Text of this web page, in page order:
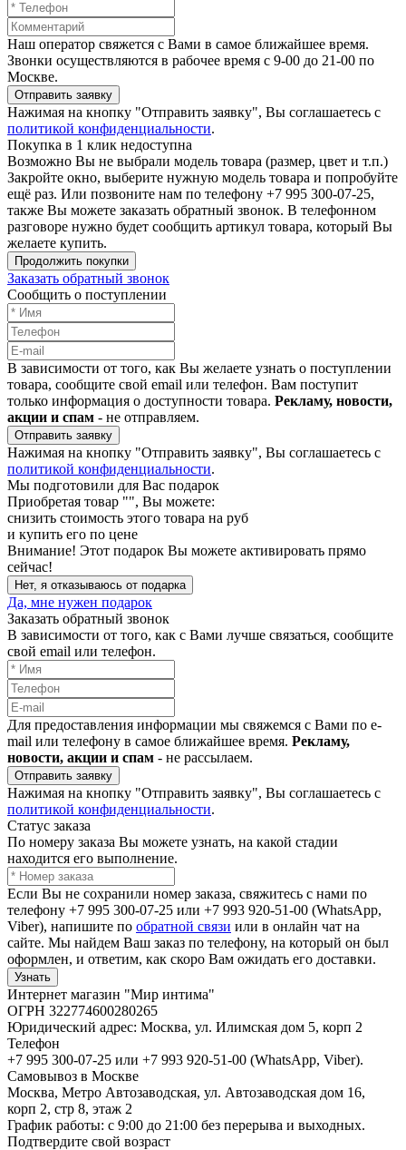
Наш оператор свяжется с Вами в самое ближайшее время.
Звонки осуществляются в рабочее время с 9-00 до 21-00 по
Москве.
Отправить заявку
Нажимая на кнопку "Отправить заявку", Вы соглашаетесь с
политикой конфиденциальности.
Покупка в 1 клик недоступна
Возможно Вы не выбрали модель товара (размер, цвет и т.п.)
Закройте окно, выберите нужную модель товара и попробуйте
ещё раз. Или позвоните нам по телефону +7 995 300-07-25,
также Вы можете заказать обратный звонок. В телефонном
разговоре нужно будет сообщить артикул товара, который Вы
желаете купить.
Продолжить покупки
Заказать обратный звонок
Сообщить о поступлении
В зависимости от того, как Вы желаете узнать о поступлении
товара, сообщите свой email или телефон. Вам поступит
только информация о доступности товара. Рекламу, новости,
акции и спам - не отправляем.
Отправить заявку
Нажимая на кнопку "Отправить заявку", Вы соглашаетесь с
политикой конфиденциальности.
Мы подготовили для Вас подарок
Приобретая товар "", Вы можете:
снизить стоимость этого товара на руб
и купить его по цене
Внимание! Этот подарок Вы можете активировать прямо
сейчас!
Нет, я отказываюсь от подарка
Да, мне нужен подарок
Заказать обратный звонок
В зависимости от того, как с Вами лучше связаться, сообщите
свой email или телефон.
Для предоставления информации мы свяжемся с Вами по e-
mail или телефону в самое ближайшее время. Рекламу,
новости, акции и спам - не рассылаем.
Отправить заявку
Нажимая на кнопку "Отправить заявку", Вы соглашаетесь с
политикой конфиденциальности.
Статус заказа
По номеру заказа Вы можете узнать, на какой стадии
находится его выполнение.
Если Вы не сохранили номер заказа, свяжитесь с нами по
телефону +7 995 300-07-25 или +7 993 920-51-00 (WhatsApp,
Viber), напишите по обратной связи или в онлайн чат на
сайте. Мы найдем Ваш заказ по телефону, на который он был
оформлен, и ответим, как скоро Вам ожидать его доставки.
Узнать
Интернет магазин "Мир интима"
ОГРН 322774600280265
Юридический адрес: Москва, ул. Илимская дом 5, корп 2
Телефон
+7 995 300-07-25 или +7 993 920-51-00 (WhatsApp, Viber).
Самовывоз в Москве
Москва, Метро Автозаводская, ул. Автозаводская дом 16,
корп 2, стр 8, этаж 2
График работы: с 9:00 до 21:00 без перерыва и выходных.
Подтвердите свой возраст